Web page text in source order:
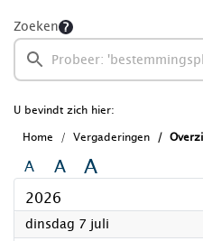
Zoeken
U bevindt zich hier:
Home
Vergaderingen
A A A
2026
dinsdag 7 juli